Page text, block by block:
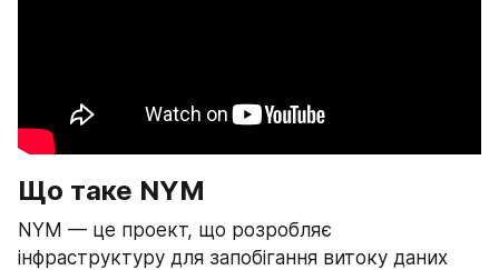
Що таке NYM
NYM — це проект, що розробляє
інфраструктуру для запобігання витоку даних